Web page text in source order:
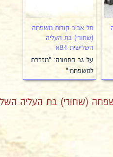
תל אביב קורות משפחה
(שחורי) בת העליה
השלישית 81א
על גב התמונה: "מזכרת
למשפחתי"
(שחורי) בת העליה